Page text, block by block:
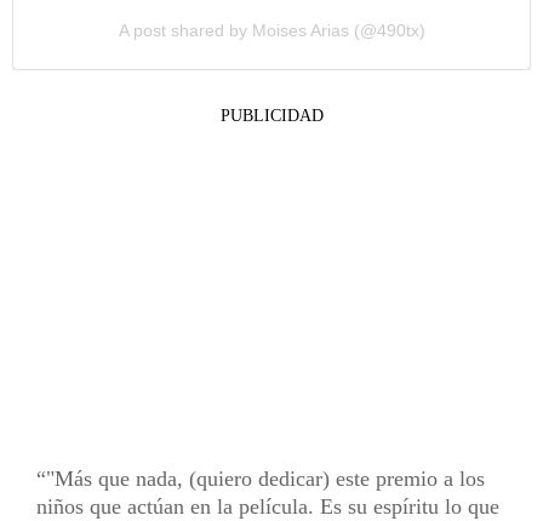
A post shared by Moises Arias (@490tx)
PUBLICIDAD
"Más que nada, (quiero dedicar) este premio a los
niños que actúan en la película. Es su espíritu lo que